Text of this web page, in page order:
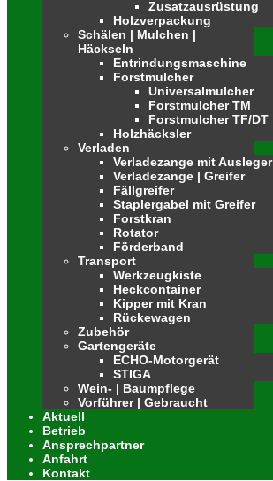
Zusatzausrüstung
Holzverpackung
Schälen | Mulchen |
Häckseln
Entrindungsmaschine
Forstmulcher
Universalmulcher
Forstmulcher TM
Forstmulcher TF/DT
Holzhäcksler
Verladen
Verladezange mit Ausleger
Verladezange | Greifer
Fällgreifer
Staplergabel mit Greifer
Forstkran
Rotator
Förderband
Transport
Werkzeugkiste
Heckcontainer
Kipper mit Kran
Rückewagen
Zubehör
Gartengeräte
ECHO-Motorgerät
STIGA
Wein- | Baumpflege
Vorführer | Gebraucht
Aktuell
Betrieb
Ansprechpartner
Anfahrt
Kontakt